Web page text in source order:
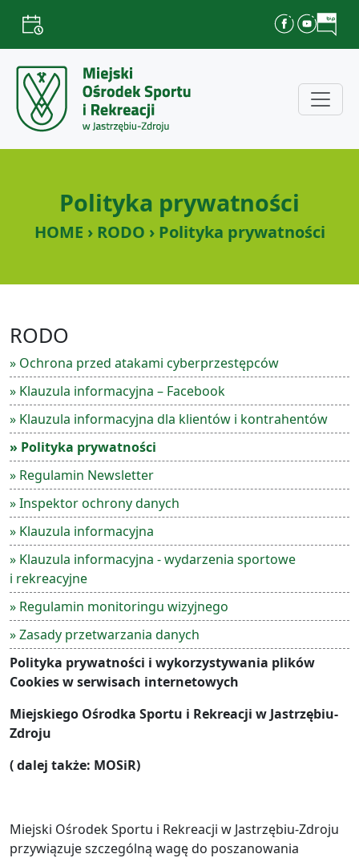
Polityka prywatności
HOME › RODO › Polityka prywatności
RODO
» Ochrona przed atakami cyberprzestępców
» Klauzula informacyjna – Facebook
» Klauzula informacyjna dla klientów i kontrahentów
» Polityka prywatności
» Regulamin Newsletter
» Inspektor ochrony danych
» Klauzula informacyjna
» Klauzula informacyjna - wydarzenia sportowe
i rekreacyjne
» Regulamin monitoringu wizyjnego
» Zasady przetwarzania danych
Polityka prywatności i wykorzystywania plików
Cookies w serwisach internetowych
Miejskiego Ośrodka Sportu i Rekreacji w Jastrzębiu-
Zdroju
( dalej także: MOSiR)
Miejski Ośrodek Sportu i Rekreacji w Jastrzębiu-Zdroju
przywiązuje szczególną wagę do poszanowania